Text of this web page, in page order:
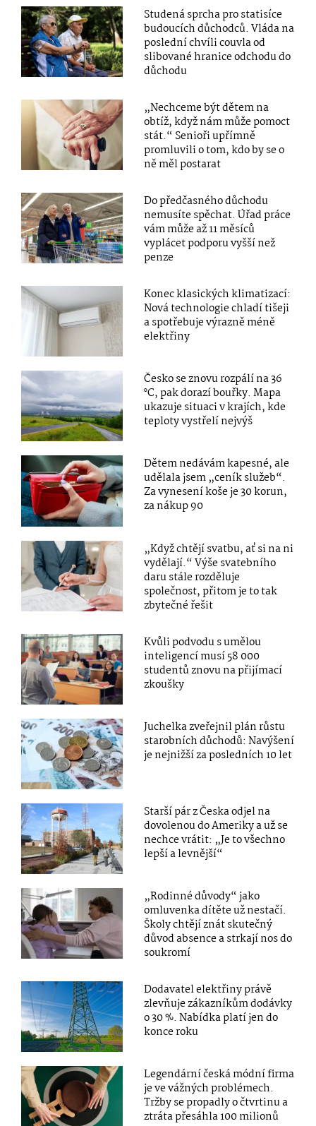
Studená sprcha pro statisíce
budoucích důchodců. Vláda na
poslední chvíli couvla od
slibované hranice odchodu do
důchodu
„Nechceme být dětem na
obtíž, když nám může pomoct
stát.“ Senioři upřímně
promluvili o tom, kdo by se o
ně měl postarat
Do předčasného důchodu
nemusíte spěchat. Úřad práce
vám může až 11 měsíců
vyplácet podporu vyšší než
penze
Konec klasických klimatizací:
Nová technologie chladí tišeji
a spotřebuje výrazně méně
elektřiny
Česko se znovu rozpálí na 36
°C, pak dorazí bouřky. Mapa
ukazuje situaci v krajích, kde
teploty vystřelí nejvýš
Dětem nedávám kapesné, ale
udělala jsem „ceník služeb“.
Za vynesení koše je 30 korun,
za nákup 90
„Když chtějí svatbu, ať si na ni
vydělají.“ Výše svatebního
daru stále rozděluje
společnost, přitom je to tak
zbytečné řešit
Kvůli podvodu s umělou
inteligencí musí 58 000
studentů znovu na přijímací
zkoušky
Juchelka zveřejnil plán růstu
starobních důchodů: Navýšení
je nejnižší za posledních 10 let
Starší pár z Česka odjel na
dovolenou do Ameriky a už se
nechce vrátit: „Je to všechno
lepší a levnější“
„Rodinné důvody“ jako
omluvenka dítěte už nestačí.
Školy chtějí znát skutečný
důvod absence a strkají nos do
soukromí
Dodavatel elektřiny právě
zlevňuje zákazníkům dodávky
o 30 %. Nabídka platí jen do
konce roku
Legendární česká módní firma
je ve vážných problémech.
Tržby se propadly o čtvrtinu a
ztráta přesáhla 100 milionů